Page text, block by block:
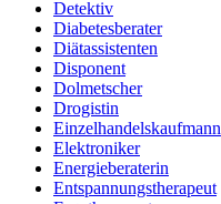
Detektiv
Diabetesberater
Diätassistenten
Disponent
Dolmetscher
Drogistin
Einzelhandelskaufmann
Elektroniker
Energieberaterin
Entspannungstherapeut